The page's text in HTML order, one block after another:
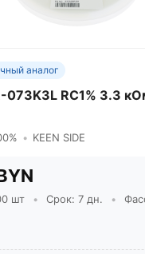
аналог
073K3L RC1% 3.3
• KEEN SIDE
шт • Срок: 7 дн. •